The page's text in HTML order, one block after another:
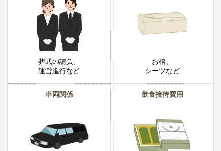
葬式の請負、
運営進行など
お棺、
シーツなど
車両関係 飲食接待費用